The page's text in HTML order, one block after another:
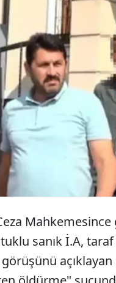
Sakarya'nın
karısını
tutuklu
sanık İ.A, taraf
açıklayan